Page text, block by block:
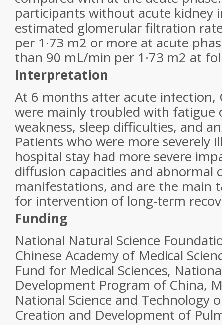
participants without acute kidney
estimated glomerular filtration
per 1·73 m2 or more at acute
than 90 mL/min per 1·73 m2 at
Interpretation
At 6 months after acute infection,
were mainly troubled with fatigue
weakness, sleep difficulties, and
Patients who were more severely
hospital stay had more severe
diffusion capacities and abnormal
manifestations, and are the main
for intervention of long-term
Funding
National Natural Science
Chinese Academy of Medical
Fund for Medical Sciences,
Development Program of China,
National Science and Technology
Creation and Development of